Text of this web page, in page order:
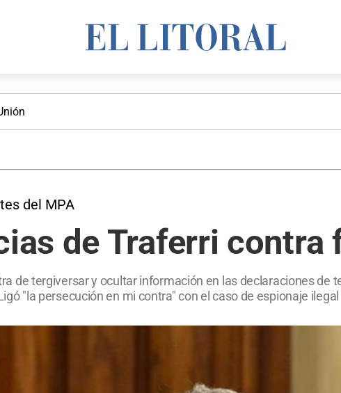
del MPA
de Traferri contra
de tergiversar y ocultar información en las declaraciones de
"la persecución en mi contra" con el caso de espionaje